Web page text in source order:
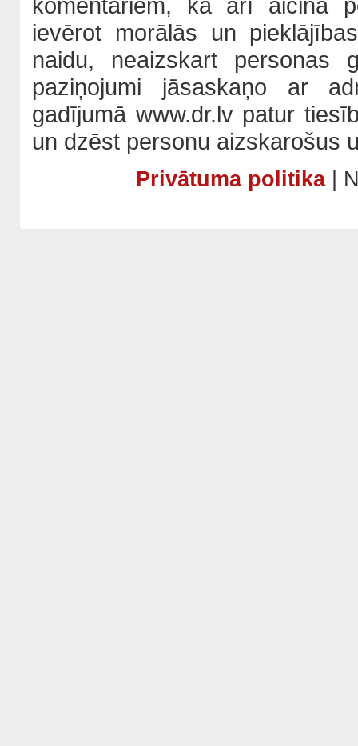
ievērot morālās un
naidu, neaizskart personas
paziņojumi jāsaskaņo ar
gadījumā www.dr.lv patur
un dzēst personu aizskarošus
Privātuma politika|